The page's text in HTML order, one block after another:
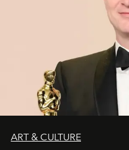
ART & CULTURE